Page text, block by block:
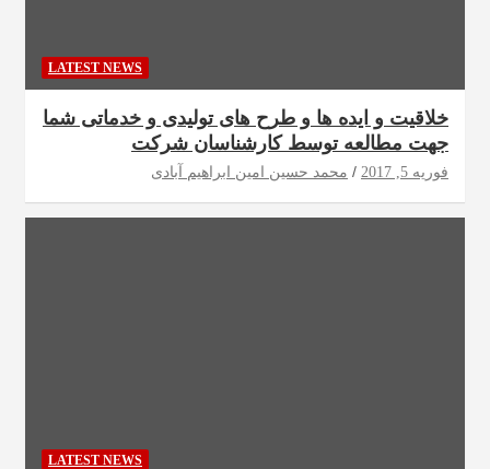
LATEST NEWS
خلاقیت و ایده ها و طرح های تولیدی و خدماتی شما
جهت مطالعه توسط کارشناسان شرکت
فوریه 5, 2017 محمد حسین امین ابراهیم آبادی
LATEST NEWS